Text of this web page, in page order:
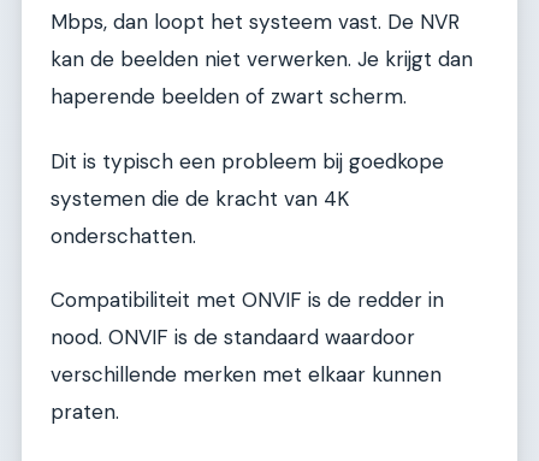
Mbps, dan loopt het systeem vast. De NVR
kan de beelden niet verwerken. Je krijgt dan
haperende beelden of zwart scherm.
Dit is typisch een probleem bij goedkope
systemen die de kracht van 4K
onderschatten.
Compatibiliteit met ONVIF is de redder in
nood. ONVIF is de standaard waardoor
verschillende merken met elkaar kunnen
praten.